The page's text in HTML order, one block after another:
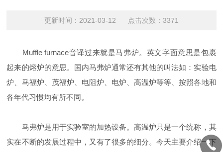
更新时间：2021-03-12 点击次数：3371
Muffle furnace音译过来就是马弗炉。英文字面意思是包裹
起来的熔炉的意思。国内马弗炉通常还有其他的叫法如：实验电
炉、马福炉、茂福炉、电阻炉、电炉、高温炉等等、按照各地和
各年代习惯均有所不同。
马弗炉是用于实验室的加热设备。高温炉只是一个统称，其
实在不断的发展过程中，又有了很多的细分。今天主要介绍一下